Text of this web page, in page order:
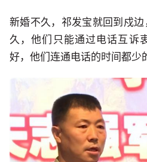
新婚不久，祁发宝就回到戍
久，他们只能通过电话互诉
好，他们连通电话的时间都少